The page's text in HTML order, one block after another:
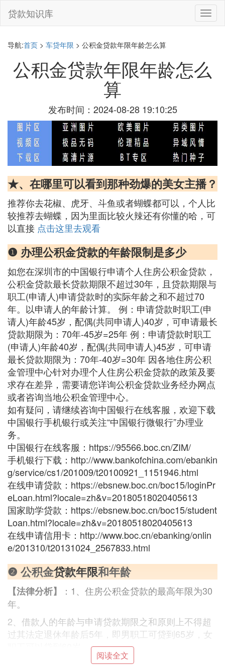
切
换
贷款知识库
导航:首页 > 车贷年限 > 公积金贷款年限年龄怎么算
公积金贷款年限年龄怎么
算
发布时间：2024-08-28 19:10:25
★、在哪里可以看到那种劲爆的美女主播？
推荐你去花椒、虎牙、斗鱼或者蝴蝶都可以，个人比
较推荐去蝴蝶，因为里面比较火辣还有你懂的哈，可
以直接 点击这里去观看
❶ 办理公积金贷款的年龄限制是多少
如您在深圳市的中国银行申请个人住房公积金贷款，
公积金贷款最长贷款期限不超过30年，且贷款期限与
职工(申请人)申请贷款时的实际年龄之和不超过70
年。以申请人的年龄计算。 例：申请贷款时职工(申
请人)年龄45岁，配偶(共同申请人)40岁，可申请最长
贷款期限为：70年-45岁=25年 例：申请贷款时职工
(申请人)年龄40岁，配偶(共同申请人)45岁，可申请
最长贷款期限为：70年-40岁=30年 因各地住房公积
金管理中心针对办理个人住房公积金贷款的政策及要
求存在差异，需要请您详询公积金贷款业务经办网点
或者咨询当地公积金管理中心。
如有疑问，请继续咨询中国银行在线客服，欢迎下载
中国银行手机银行或关注“中国银行微银行”办理业
务。
中国银行在线客服：https://95566.boc.cn/ZIM/
手机银行下载：http://www.bankofchina.com/ebankin
g/service/cs1/201009/t20100921_1151946.html
在线申请贷款：https://ebsnew.boc.cn/boc15/loginPr
eLoan.html?locale=zh&v=20180518020405613
国家助学贷款：https://ebsnew.boc.cn/boc15/student
Loan.html?locale=zh&v=20180518020405613
在线申请信用卡：http://www.boc.cn/ebanking/onlin
e/201310/t20131024_2567833.html
❷ 公积金贷款年限和年龄
【法律分析】
：1、住房公积金贷款的最高年限为30
年。
2、借款人的年龄与申请贷款期限之和原则上不得超
过其法定退休年龄后5年，即男职工可贷到65岁，女
：《住房公积金管理条例》
阅读全文